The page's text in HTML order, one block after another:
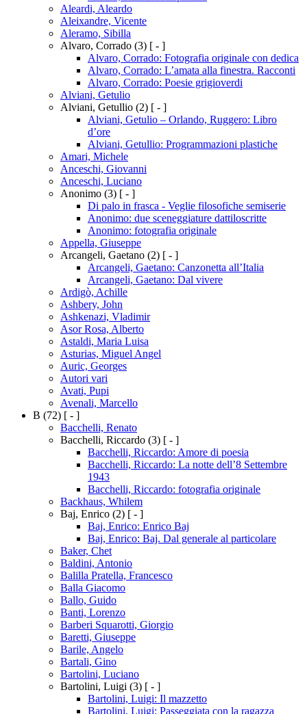
Aleardi, Aleardo
Aleixandre, Vicente
Aleramo, Sibilla
Alvaro, Corrado (3) [ - ]
Alvaro, Corrado: Fotografia originale con dedica
Alvaro, Corrado: L’amata alla finestra. Racconti
Alvaro, Corrado: Poesie grigioverdi
Alviani, Getulio
Alviani, Getullio (2) [ - ]
Alviani, Getulio – Orlando, Ruggero: Libro
d’ore
Alviani, Getullio: Programmazioni plastiche
Amari, Michele
Anceschi, Giovanni
Anceschi, Luciano
Anonimo (3) [ - ]
Di palo in frasca - Veglie filosofiche semiserie
Anonimo: due sceneggiature dattiloscritte
Anonimo: fotografia originale
Appella, Giuseppe
Arcangeli, Gaetano (2) [ - ]
Arcangeli, Gaetano: Canzonetta all’Italia
Arcangeli, Gaetano: Dal vivere
Ardigò, Achille
Ashbery, John
Ashkenazi, Vladimir
Asor Rosa, Alberto
Astaldi, Maria Luisa
Asturias, Miguel Angel
Auric, Georges
Autori vari
Avati, Pupi
Avenali, Marcello
B (72) [ - ]
Bacchelli, Renato
Bacchelli, Riccardo (3) [ - ]
Bacchelli, Riccardo: Amore di poesia
Bacchelli, Riccardo: La notte dell’8 Settembre
1943
Bacchelli, Riccardo: fotografia originale
Backhaus, Whilem
Baj, Enrico (2) [ - ]
Baj, Enrico: Enrico Baj
Baj, Enrico: Baj. Dal generale al particolare
Baker, Chet
Baldini, Antonio
Balilla Pratella, Francesco
Balla Giacomo
Ballo, Guido
Banti, Lorenzo
Barberi Squarotti, Giorgio
Baretti, Giuseppe
Barile, Angelo
Bartali, Gino
Bartolini, Luciano
Bartolini, Luigi (3) [ - ]
Bartolini, Luigi: Il mazzetto
Bartolini, Luigi: Passeggiata con la ragazza